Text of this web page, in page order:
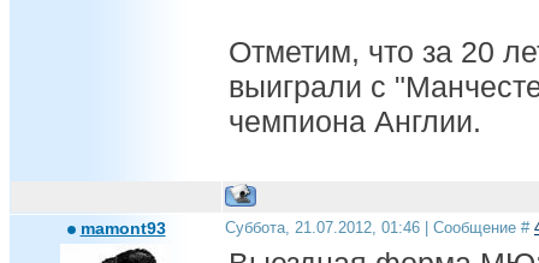
Отметим, что за 20
выиграли с
чемпиона Англии.
mamont93 Суббота, 21.07.2012, 01:46 | Сообщение #